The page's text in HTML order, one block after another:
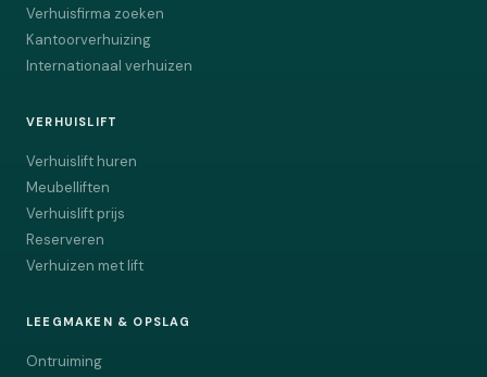
Verhuisfirma zoeken
Kantoorverhuizing
Internationaal verhuizen
VERHUISLIFT
Verhuislift huren
Meubelliften
Verhuislift prijs
Reserveren
Verhuizen met lift
LEEGMAKEN & OPSLAG
Ontruiming